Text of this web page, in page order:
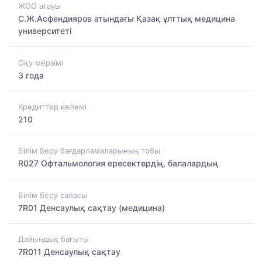
ЖОО атауы
С.Ж.Асфендияров атындағы Қазақ ұлттық медицина
университеті
Оқу мерзімі
3 года
Кредиттер көлемі
210
Білім беру бағдарламаларының тобы
R027 Офтальмология ересектердің, балалардың
Білім беру саласы
7R01 Денсаулық сақтау (медицина)
Дайындық бағыты
7R011 Денсаулық сақтау